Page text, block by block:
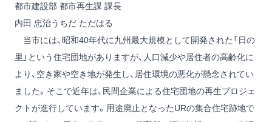
都市建設部 都市再生課 課長
内田 忠治うちだ ただはる
当市には、昭和40年代に九州最大規模として開発された「日の
里」という住宅団地がありますが、人口減少や居住者の高齢化に
より、空き家や空き地が発生し、居住環境の悪化が懸念されてい
ました。そこで近年は、民間企業による住宅団地の再生プロジェ
クトが進行しています。用途廃止となったURの集合住宅跡地で